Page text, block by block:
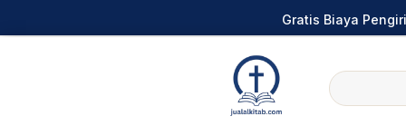
Gratis Biaya